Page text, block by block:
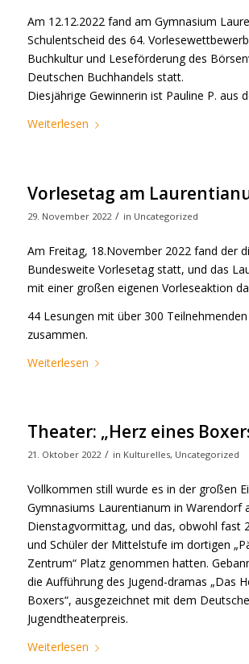
Am 12.12.2022 fand am Gymnasium
Schulentscheid des 64.
Buchkultur und Leseförderung des
Deutschen Buchhandels statt.
Diesjährige Gewinnerin ist Pauline P. aus
Weiterlesen
Vorlesetag am
29. November 2022 / in Uncategorized
Am Freitag, 18.November 2022 fand der
Bundesweite Vorlesetag statt, und das
mit einer großen eigenen Vorleseaktion
44 Lesungen mit über 300
zusammen.
Weiterlesen
Theater: „Herz eines
21. Oktober 2022 / in Kulturelles, Uncategorized
Vollkommen still wurde es in der großen
Gymnasiums Laurentianum in Warendorf
Dienstagvormittag, und das, obwohl fast
und Schüler der Mittelstufe im dortigen
Zentrum“ Platz genommen hatten.
die Aufführung des Jugend-dramas „Das
Boxers“, ausgezeichnet mit dem
Jugendtheaterpreis.
Weiterlesen